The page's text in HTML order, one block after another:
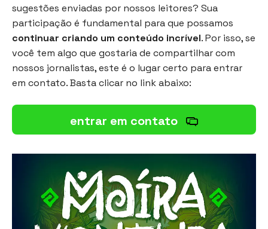
sugestões enviadas por nossos leitores? Sua
participação é fundamental para que possamos
continuar criando um conteúdo incrível. Por isso, se
você tem algo que gostaria de compartilhar com
nossos jornalistas, este é o lugar certo para entrar
em contato. Basta clicar no link abaixo:
entrar em contato